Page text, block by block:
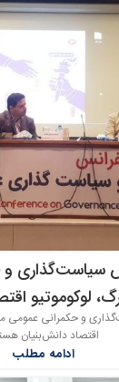
سیاست‌گذاری
لوکوموتیو
و حکمرانی عمومی
اقتصاد دانش‌بنیان
ادامه مطلب